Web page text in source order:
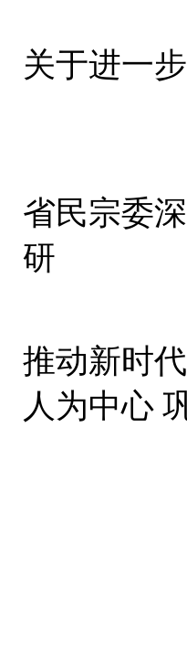
关于进一
省民宗委
研
推动新时
人为中心